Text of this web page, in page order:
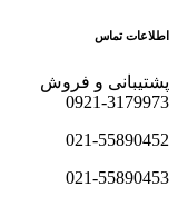
اطلاعات تماس
پشتیبانی و فروش
0921-3179973
021-55890452
021-55890453